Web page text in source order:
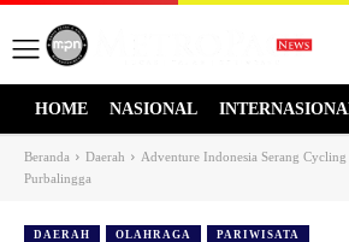
HOME NASIONAL
Beranda Daerah
Adventure Indonesia Serang
Purbalingga
DAERAH OLAHRAGA PARIWISATA